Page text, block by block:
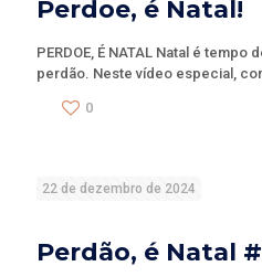
Perdoe, é Natal!
PERDOE, É NATAL Natal é
perdão. Neste vídeo especial,
0
22 de dezembro de 2024
Perdão, é Natal